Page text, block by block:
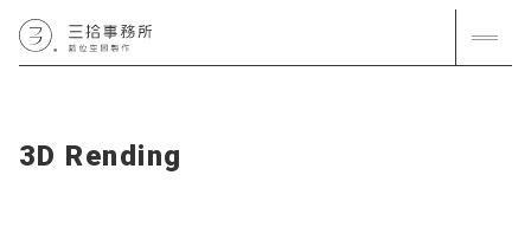
3D Rend ing